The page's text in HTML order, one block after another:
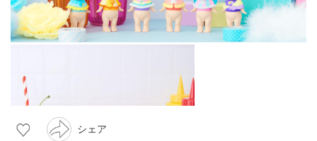
シェア